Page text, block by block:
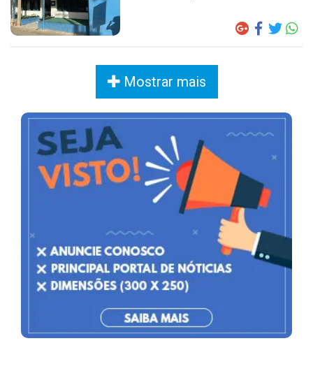
Mostrar mais